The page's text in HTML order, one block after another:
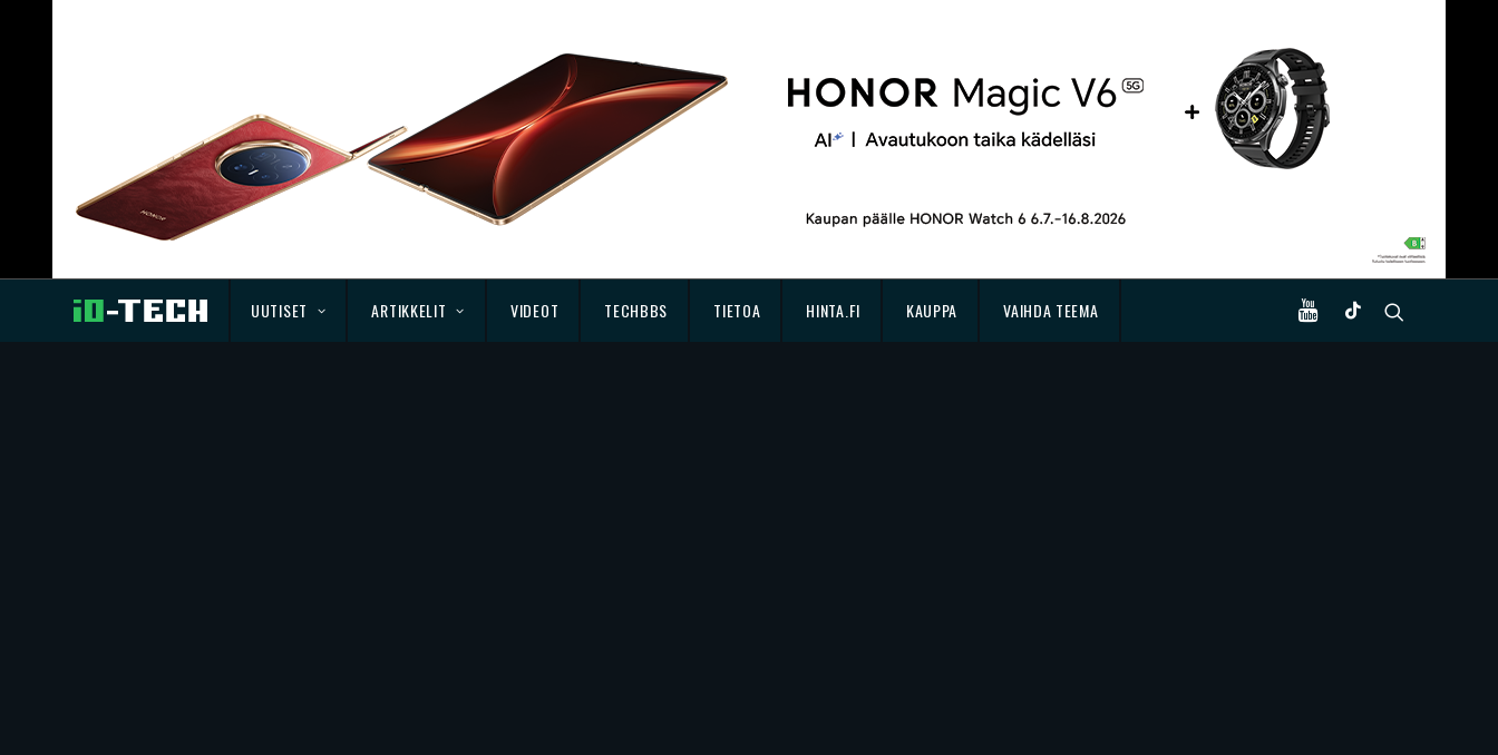
UUTISET ARTIKKELIT VIDEOT TECHBBS TIETOA HINTA.FI KAUPPA VAIHDA TEEMA